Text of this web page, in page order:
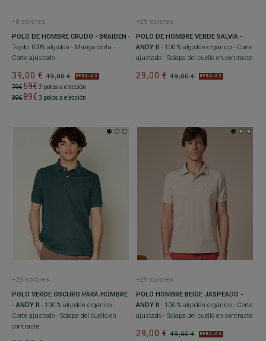
+8 colores
POLO DE HOMBRE CRUDO - BRAIDEN -
Tejido 100% algodón - Manga corta -
Corte ajustado
49,00 €
39,00 € REBAJAS
79€69€ 2 polos a elección
99€ 89€ 3 polos a elección
+29 colores
POLO DE HOMBRE VERDE SALVIA -
ANDY II - 100 % algodón orgánico - Corte
ajustado - Solapa del cuello en contraste
49,00 €
29,00 € REBAJAS
+29 colores
POLO VERDE OSCURO PARA HOMBRE
- ANDY II - 100 % algodón orgánico -
Corte ajustado - Solapa del cuello en
contraste
+29 colores
POLO HOMBRE BEIGE JASPEADO -
ANDY II - 100 % algodón orgánico - Corte
ajustado - Solapa del cuello en contraste
49,00 €
29,00 € REBAJAS